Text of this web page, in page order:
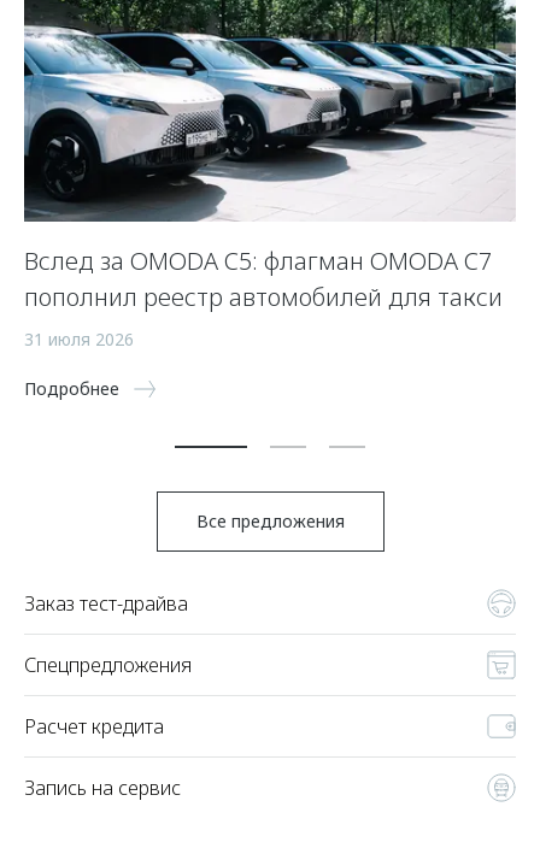
Вслед за OMODA C5: флагман OMODA C7
пополнил реестр автомобилей для такси
31 июля 2026
Подробнее
Все предложения
Заказ тест-драйва
Спецпредложения
Расчет кредита
Запись на сервис